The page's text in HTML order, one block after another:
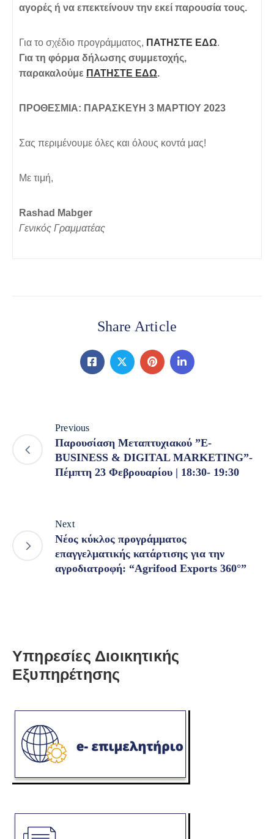
αγορές ή να επεκτείνουν την εκεί παρουσία τους.
Για το σχέδιο προγράμματος, ΠΑΤΗΣΤΕ ΕΔΩ.
Για τη φόρμα δήλωσης συμμετοχής,
παρακαλούμε ΠΑΤΗΣΤΕ ΕΔΩ.
ΠΡΟΘΕΣΜΙΑ: ΠΑΡΑΣΚΕΥΗ 3 ΜΑΡΤΙΟΥ 2023
Σας περιμένουμε όλες και όλους κοντά μας!
Με τιμή,
Rashad Mabger
Γενικός Γραμματέας
Share Article
Previous
Παρουσίαση Μεταπτυχιακού ”E-
BUSINESS & DIGITAL MARKETING”-
Πέμπτη 23 Φεβρουαρίου | 18:30- 19:30
Next
Νέος κύκλος προγράμματος
επαγγελματικής κατάρτισης για την
αγροδιατροφή: “Agrifood Εxports 360°”
Υπηρεσίες Διοικητικής
Εξυπηρέτησης